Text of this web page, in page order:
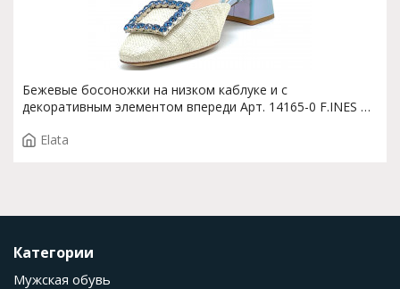
Бежевые босоножки на низком каблуке и с
декоративным элементом впереди Арт. 14165-0 F.INES T.
Elata
Категории
Мужская обувь